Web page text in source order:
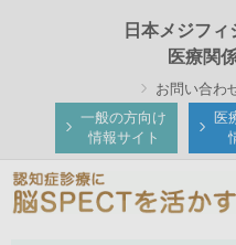
ン
ツ
日本メジフ
医療関
お問い合わ
一般の方向け
情報サイト
医